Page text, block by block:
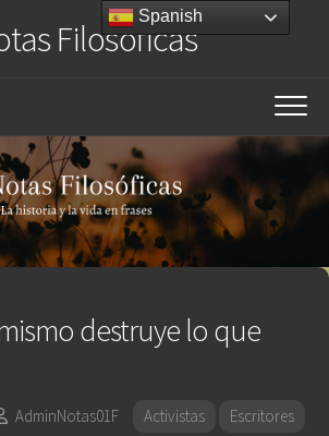
Filosóficas
destruye lo que
AdminNotas01F Activistas
Escritores
Spanish